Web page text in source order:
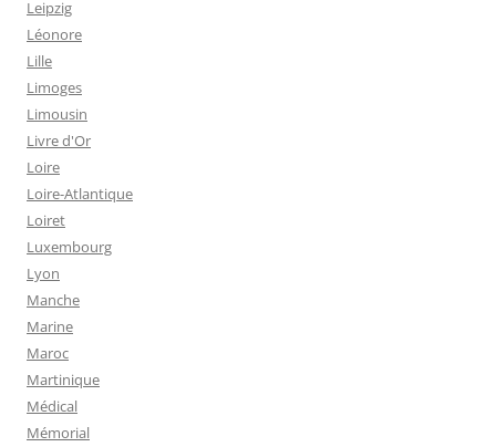
Leipzig
Léonore
Lille
Limoges
Limousin
Livre d'Or
Loire
Loire-Atlantique
Loiret
Luxembourg
Lyon
Manche
Marine
Maroc
Martinique
Médical
Mémorial